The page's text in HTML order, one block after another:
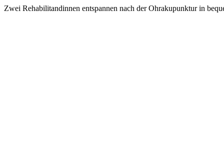
Zwei Rehabilitandinnen entspannen nach der Ohrakupunktur in